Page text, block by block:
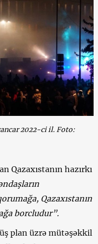
2022-ci il. Foto:
Qazaxıstanın hazırkı
Qazaxıstanın
borcludur”.
plan üzrə mütəşəkkil